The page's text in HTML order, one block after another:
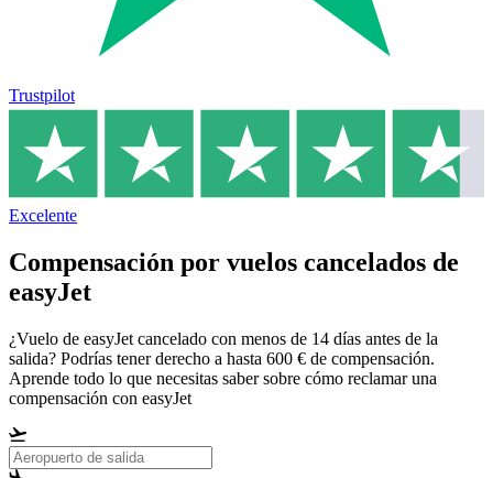
Trustpilot
Excelente
Compensación por vuelos cancelados de
easyJet
¿Vuelo de easyJet cancelado con menos de 14 días antes de la
salida? Podrías tener derecho a hasta 600 € de compensación.
Aprende todo lo que necesitas saber sobre cómo reclamar una
compensación con easyJet